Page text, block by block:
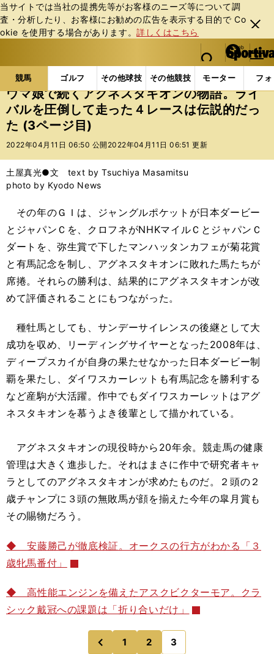
当サイトでは当社の提携先等がお客様のニーズ等について調
査・分析したり、お客様にお勧めの広告を表⽰する⽬的で Co
okie を使⽤する場合があります。詳しくはこちら
閉じ
る
web Sportiva (webスポルティーバ)
検索
マイペ
ー
ジ
メニュ
競馬 ゴルフ その他球技 その他競技 モーター フ
b
ス
ポ
ル
テ
ー
バ
競馬の記事一覧 競馬 ウマ娘で続くアグネスタキオ
ウマ娘で続くアグネスタキオンの物語。ライ
バルを圧倒して走った４レースは伝説的だっ
た (3ページ目)
2022年04月11日 06:50 公開 2022年04月11日 06:51 更新
土屋真光●文 text by Tsuchiya Masamitsu
photo by Kyodo News
その年のＧＩは、ジャングルポケットが日本ダービー
とジャパンＣを、クロフネがNHKマイルＣとジャパンＣ
ダートを、弥生賞で下したマンハッタンカフェが菊花賞
と有馬記念を制し、アグネスタキオンに敗れた馬たちが
席捲。それらの勝利は、結果的にアグネスタキオンが改
めて評価されることにもつながった。
種牡馬としても、サンデーサイレンスの後継として大
成功を収め、リーディングサイヤーとなった2008年は、
ディープスカイが自身の果たせなかった日本ダービー制
覇を果たし、ダイワスカーレットも有馬記念を勝利する
など産駒が大活躍。作中でもダイワスカーレットはアグ
ネスタキオンを慕うよき後輩として描かれている。
アグネスタキオンの現役時から20年余。競走馬の健康
管理は大きく進歩した。それはまさに作中で研究者キャ
ラとしてのアグネスタキオンが求めたものだ。２頭の２
歳チャンプに３頭の無敗馬が顔を揃えた今年の皐月賞も
その賜物だろう。
◆ 安藤勝己が徹底検証。オークスの行方がわかる「３
歳牝馬番付」
◆ 高性能エンジンを備えたアスクビクターモア。クラ
シック戴冠への課題は「折り合いだけ」
前
のページへ
1 2 3